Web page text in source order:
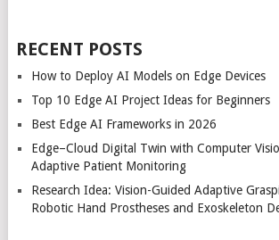
RECENT POSTS
How to Deploy AI Models on Edge Devices
Top 10 Edge AI Project Ideas for Beginners
Best Edge AI Frameworks in 2026
Edge–Cloud Digital Twin with Computer
Adaptive Patient Monitoring
Research Idea: Vision-Guided Adaptive
Robotic Hand Prostheses and Exoskeleton